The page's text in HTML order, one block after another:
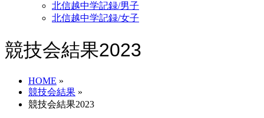
北信越中学記録/男子
北信越中学記録/女子
競技会結果2023
HOME »
競技会結果 »
競技会結果2023